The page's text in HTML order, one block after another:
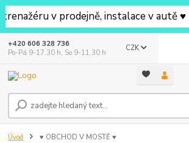
v prodejně, instalace v autě
CZK
+420 606 328 736
Po-Pá 9-17.30 h, So 9-11.30 h
Úvod ♥ OBCHOD V MOSTĚ ♥